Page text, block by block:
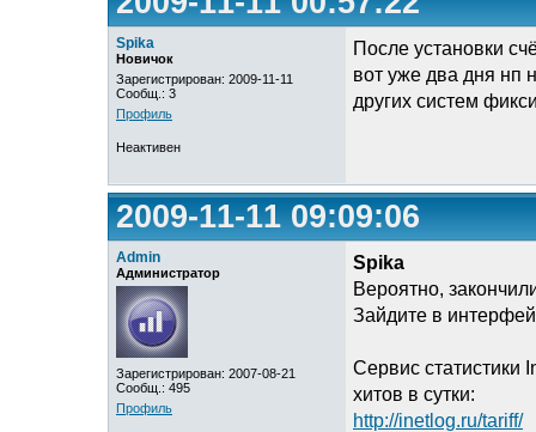
Spika
Новичок
Зарегистрирован: 2009-11-11
Сообщ.: 3
Профиль
После установки
вот уже два дня нп
других систем
Неактивен
2009-11-11 09:09:06
Admin
Администратор
Зарегистрирован: 2007-08-21
Сообщ.: 495
Профиль
Spika
Вероятно,
Зайдите в
Сервис статистики
хитов в сутки:
http://inetlog.ru/tariff/